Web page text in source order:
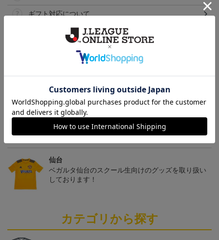
ギフト対応について
トピックス
仙台
チームマスコットグッズは、サポーターやファン必
見！今すぐチェックしてみてください！
仙台
ベガルタ仙台のスクール生向けのグッズを取り扱い
しております！
カテゴリから探す